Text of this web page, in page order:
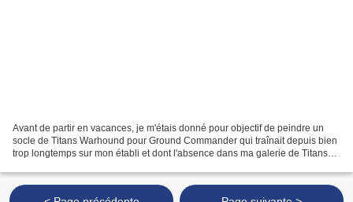
Avant de partir en vacances, je m'étais donné pour objectif de peindre un
socle de Titans Warhound pour Ground Commander qui traînait depuis bien
trop longtemps sur mon établi et dont l'absence dans ma galerie de Titans